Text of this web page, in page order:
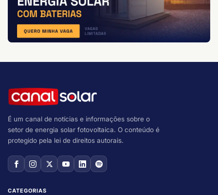
É um canal de notícias e informações sobre o
setor de energia solar fotovoltaica. O conteúdo é
protegido pela lei de direitos autorais.
CATEGORIAS